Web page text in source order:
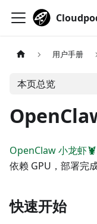
用户手册
本页总览
OpenClaw 小龙虾🦞
依赖 GPU，部署完
快速开始